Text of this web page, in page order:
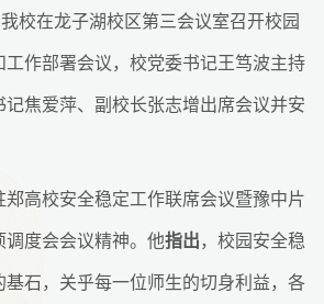
校在龙子湖校区第三会议室召开校园
作部署会议，校党委书记王笃波主持
焦爱萍、副校长张志增出席会议并安
郑高校安全稳定工作联席会议暨豫中片
度会会议精神。他指出，校园安全稳
石，关乎每一位师生的切身利益，各